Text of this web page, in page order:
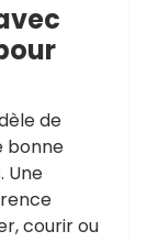
de
bonne
Une
courir ou